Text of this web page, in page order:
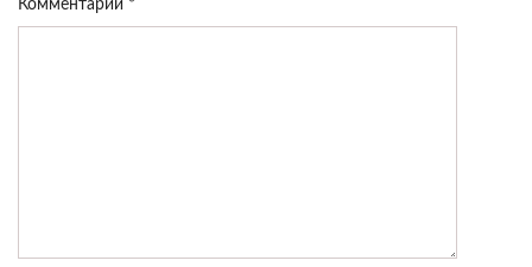
Комментарий *